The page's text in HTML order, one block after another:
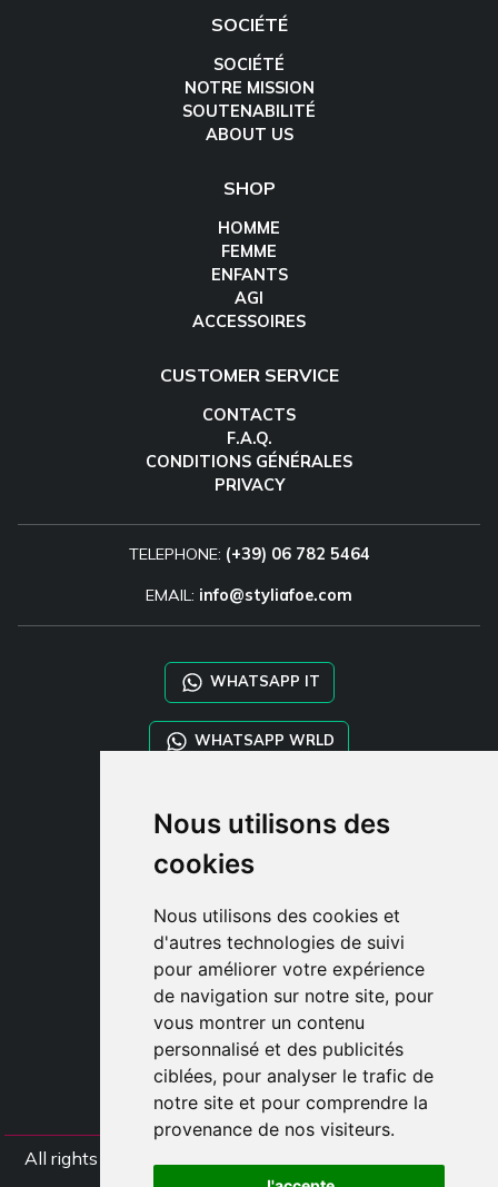
Nous utilisons des
cookies
Nous utilisons des cookies et
d'autres technologies de suivi
pour améliorer votre expérience
de navigation sur notre site, pour
vous montrer un contenu
personnalisé et des publicités
ciblées, pour analyser le trafic de
notre site et pour comprendre la
provenance de nos visiteurs.
SOCIÉTÉ
SOCIÉTÉ
NOTRE MISSION
SOUTENABILITÉ
ABOUT US
SHOP
HOMME
FEMME
ENFANTS
AGI
ACCESSOIRES
CUSTOMER SERVICE
CONTACTS
F.A.Q.
CONDITIONS GÉNÉRALES
PRIVACY
TELEPHONE: (+39) 06 782 5464
EMAIL: info@styliafoe.com
WHATSAPP IT
WHATSAPP WRLD
STYLIA SERVICES
SHOP B2B
TAYLOR MADE ORDERS
CLIENT
ENREGISTRE-TOI
ACCÈS
PANIER
All rights Styliafoe s.r.l. © 2025 - TVA IT15015641002